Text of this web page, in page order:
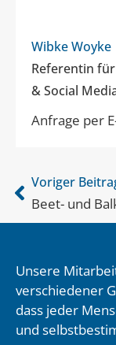
Wibke Woyke
Referentin
& Social
Anfrage per
Voriger
Beet- und
Unsere
verschiedener
dass jeder
und